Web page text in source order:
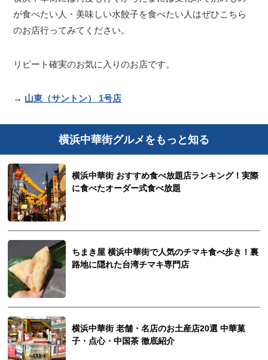
が食べたい人・美味しい水餃子を食べたい人はぜひこちら
のお店行ってみてください。
リピート確実のお気に入りのお店です。
→ 山東（サントン） 1号店
横浜中華街グルメをもっと知る
横浜中華街 おすすめ食べ放題店ランキング！実際
に食べたオーダー式食べ放題
ちまき屋 横浜中華街で人気のチマキ食べ歩き！裏
路地に隠れた台湾チマキ専門店
横浜中華街 老舗・名店のお土産店20選 中華菓
子・点心・中国茶 徹底紹介